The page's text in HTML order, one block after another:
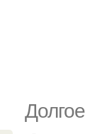
Долгое